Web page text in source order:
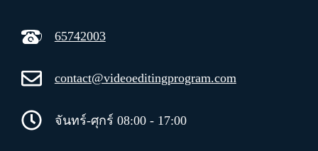
65742003
contact@videoeditingprogram.com
จันทร์-ศุกร์ 08:00 - 17:00